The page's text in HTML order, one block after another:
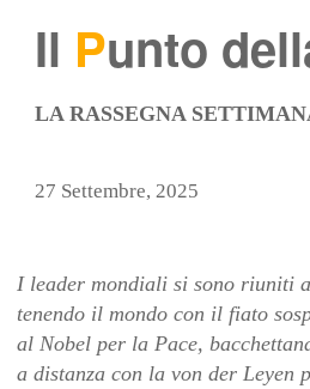
Il Punto
LA RASSEGNA
27 Settembre, 2025
I leader mondiali si sono riuniti
tenendo il mondo con il fiato
al Nobel per la Pace,
a distanza con la von der